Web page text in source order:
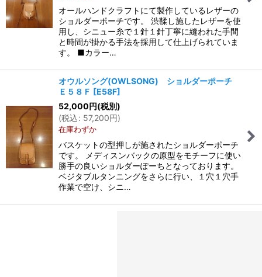
オールハンドクラフトにて製作しているレザーの
ショルダーポーチです。 渋鞣し施したレザーを使
用し、シニュー糸で１針１針丁寧に縫われた手間
と時間が掛かる手法を採用して仕上げられていま
す。 ■カラー…
オウルソング(OWLSONG) ショルダーポーチ
Ｅ５８Ｆ [E58F]
52,000円(税別)
(税込: 57,200円)
在庫わずか
バスケットの型押しが施されたショルダーポーチ
です。 メディスンバックの原型をモチーフに使い
勝手の良いショルダーぽーちとなっております。
ベジタブルタンニングをさらに行い、１穴１穴手
作業で空け、シニ…